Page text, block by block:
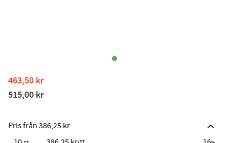
Nedsatt pris:
463,50 kr
Ordinarie pris:
515,00kr
Pris från 386,25 kr